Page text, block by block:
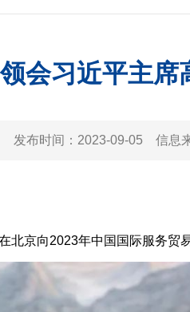
会习近平主
发布时间： 2023-09-05 信息
向2023年中国国际服务贸